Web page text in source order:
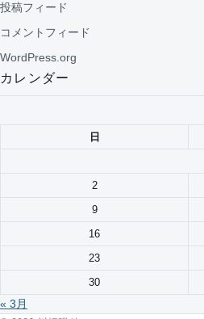
投稿フィード
コメントフィード
WordPress.org
カレンダー
日
2
9
16
23
30
« 3月